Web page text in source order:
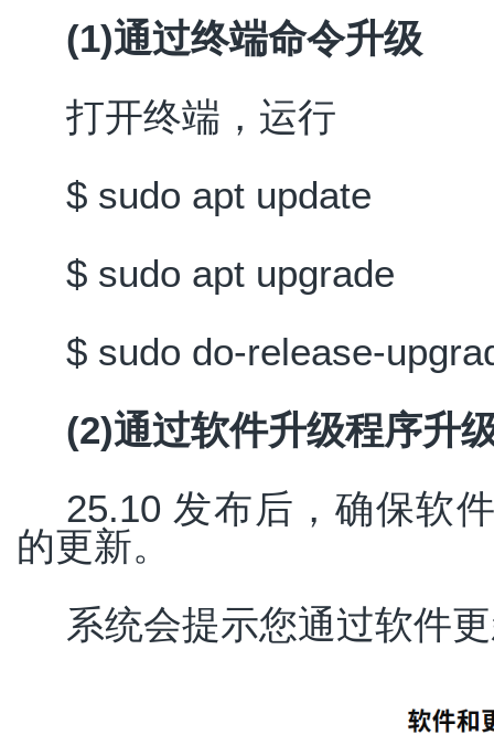
(1)通过终端命令升级
打开终端，运行
$ sudo apt update
$ sudo apt upgrade
$ sudo do-release-
(2)通过软件升级程序升
25.10 发布后，确保软
的更新。
系统会提示您通过软件